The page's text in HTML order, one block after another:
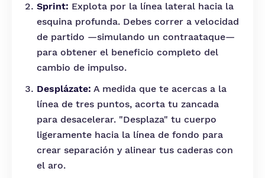
Sprint: Explota por la línea lateral hacia la
esquina profunda. Debes correr a velocidad
de partido —simulando un contraataque—
para obtener el beneficio completo del
cambio de impulso.
Desplázate: A medida que te acercas a la
línea de tres puntos, acorta tu zancada
para desacelerar. "Desplaza" tu cuerpo
ligeramente hacia la línea de fondo para
crear separación y alinear tus caderas con
el aro.